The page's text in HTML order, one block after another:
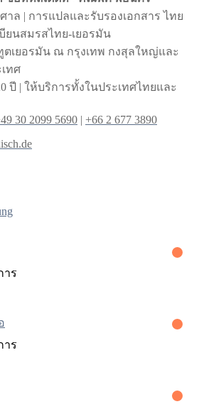
ล | การแปลและรับรองเอกสาร ไทย
ยนสมรสไทย-เยอรมัน
เยอรมัน ณ กรุงเทพ กงสุลใหญ่และ
ทศ
ปี | ให้บริการทั้งในประเทศไทยและ
30 2099 5690 | +66 2 677 3890
าร
าร